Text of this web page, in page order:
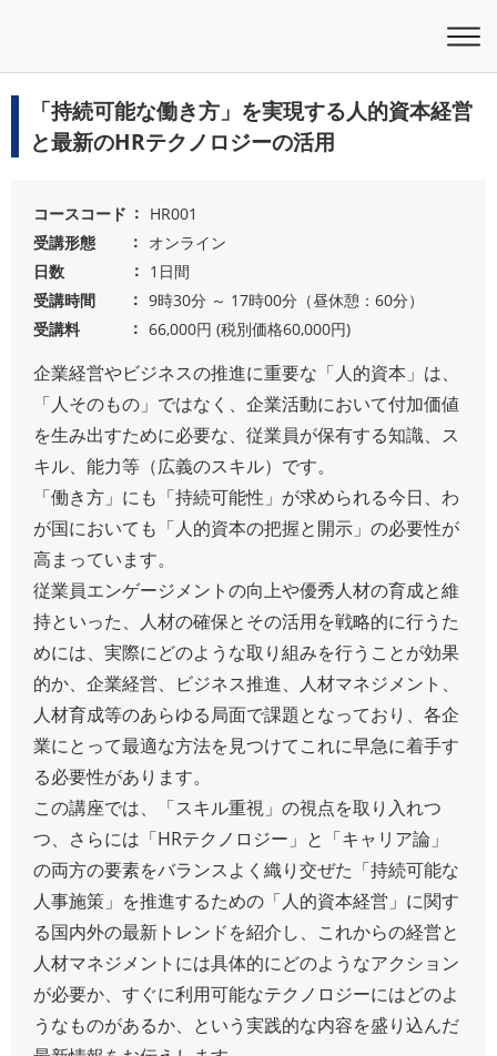
「持続可能な働き方」を実現する人的資本経営
と最新のHRテクノロジーの活用
コースコード
HR001
受講形態
オンライン
日数
1日間
受講時間
9時30分 ～ 17時00分（昼休憩：60分）
受講料
66,000円 (税別価格60,000円)
企業経営やビジネスの推進に重要な「人的資本」は、
「人そのもの」ではなく、企業活動において付加価値
を生み出すために必要な、従業員が保有する知識、ス
キル、能力等（広義のスキル）です。
「働き方」にも「持続可能性」が求められる今日、わ
が国においても「人的資本の把握と開示」の必要性が
高まっています。
従業員エンゲージメントの向上や優秀人材の育成と維
持といった、人材の確保とその活用を戦略的に行うた
めには、実際にどのような取り組みを行うことが効果
的か、企業経営、ビジネス推進、人材マネジメント、
人材育成等のあらゆる局面で課題となっており、各企
業にとって最適な方法を見つけてこれに早急に着手す
る必要性があります。
この講座では、「スキル重視」の視点を取り入れつ
つ、さらには「HRテクノロジー」と「キャリア論」
の両方の要素をバランスよく織り交ぜた「持続可能な
人事施策」を推進するための「人的資本経営」に関す
る国内外の最新トレンドを紹介し、これからの経営と
人材マネジメントには具体的にどのようなアクション
が必要か、すぐに利用可能なテクノロジーにはどのよ
うなものがあるか、という実践的な内容を盛り込んだ